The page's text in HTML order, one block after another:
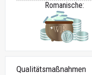
Romanische:
Qualitätsmaßnahmen